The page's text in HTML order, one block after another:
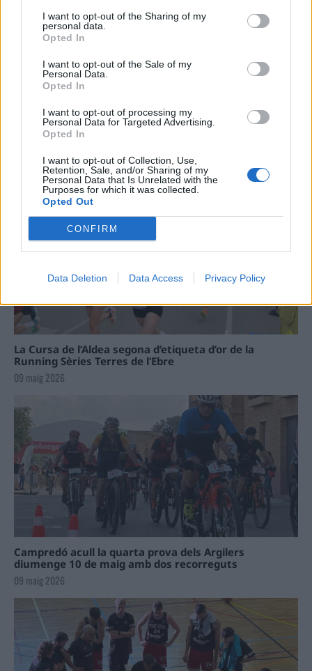
I want to opt-out of the Sharing of my
personal data.
Opted In
I want to opt-out of the Sale of my
Personal Data.
Opted In
I want to opt-out of processing my
Personal Data for Targeted Advertising.
Opted In
I want to opt-out of Collection, Use,
Retention, Sale, and/or Sharing of my
Personal Data that Is Unrelated with the
Purposes for which it was collected.
Opted Out
CONFIRM
Data Deletion Data Access Privacy Policy
“L’eclipsi serà una oportunitat també
31 de juliol de 2026
La Cursa de l’Aldea segona d’etiqueta d’or de la
Running Sèries Terres de l’Ebre
09 maig 2026
Campredó acull la quarta prova dels Argilers
diumenge 10 de maig amb dos recorreguts
09 maig 2026